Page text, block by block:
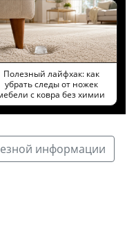
Полезный лайфхак: как
убрать следы от ножек
с ковра без химии
информации